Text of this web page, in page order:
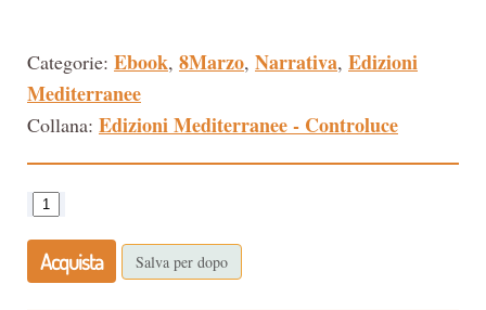
Categorie: Ebook, 8Marzo, Narrativa, Edizioni
Mediterranee
Collana: Edizioni Mediterranee - Controluce
Acquista Salva per dopo